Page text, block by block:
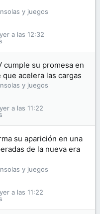
y juegos
a las 12:32
cumple su promesa en
acelera las cargas
y juegos
a las 11:22
su aparición en una
de la nueva era
y juegos
a las 11:22